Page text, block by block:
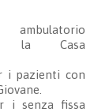
ambulatorio
la Casa
i pazienti con
iovane
i senza fissa